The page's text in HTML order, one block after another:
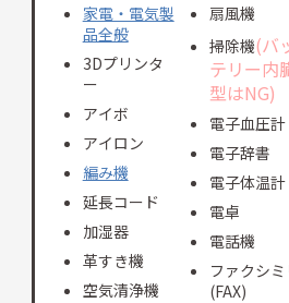
家電・電気製
品全般
3Dプリンタ
ー
アイボ
アイロン
編み機
延長コード
加湿器
革すき機
空気清浄機
扇風機
掃除機(バ
テリー内
型はNG)
電子血圧計
電子辞書
電子体温計
電卓
電話機
ファクシミ
(FAX)